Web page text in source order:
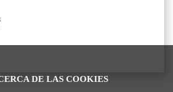
DE LAS COOKIES